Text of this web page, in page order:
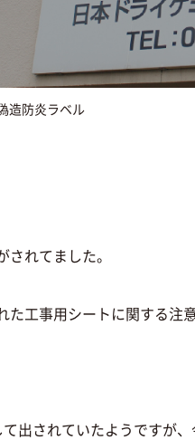
造防炎ラベル
されてました。
た工事用シートに関する注
出されていたようですが